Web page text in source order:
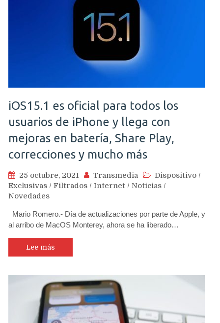
iOS15.1 es oficial para todos los
usuarios de iPhone y llega con
mejoras en batería, Share Play,
correcciones y mucho más
25 octubre, 2021 Transmedia Dispositivo /
Exclusivas / Filtrados / Internet / Noticias /
Novedades
Mario Romero.- Día de actualizaciones por parte de Apple, y
al arribo de MacOS Monterey, ahora se ha liberado…
Lee más